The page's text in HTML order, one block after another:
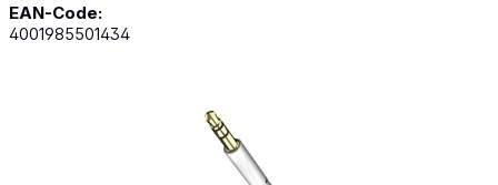
EAN-Code:
4001985501434
Bildergalerie überspringen